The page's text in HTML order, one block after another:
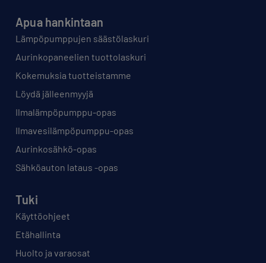
Apua hankintaan
Lämpöpumppujen säästölaskuri
Aurinkopaneelien tuottolaskuri
Kokemuksia tuotteistamme
Löydä jälleenmyyjä
Ilmalämpöpumppu-opas
Ilmavesilämpöpumppu-opas
Aurinkosähkö-opas
Sähköauton lataus -opas
Tuki
Käyttöohjeet
Etähallinta
Huolto ja varaosat